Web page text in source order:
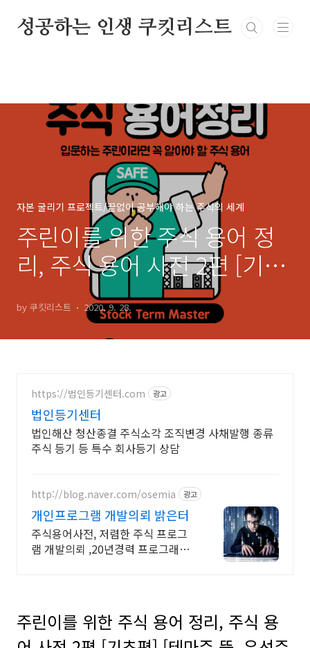
성공하는 인생 쿠킷리스트
자본 굴리기 프로젝트/끝없이 공부해야 하는 주식의 세계
주린이를 위한 주식 용어 정
리, 주식 용어 사전 2편 [기초
by 쿠킷리스트 2020. 9. 28.
https://법인등기센터.com 광고
법인등기센터
법인해산 청산종결 주식소각 조직변경 사채발행 종류
주식 등기 등 특수 회사등기 상담
http://blog.naver.com/osemia 광고
개인프로그램 개발의뢰 밝은터
주식용어사전, 저렴한 주식 프로그
램 개발의뢰 ,20년경력 프로그래머,
주린이를 위한 주식 용어 정리, 주식 용